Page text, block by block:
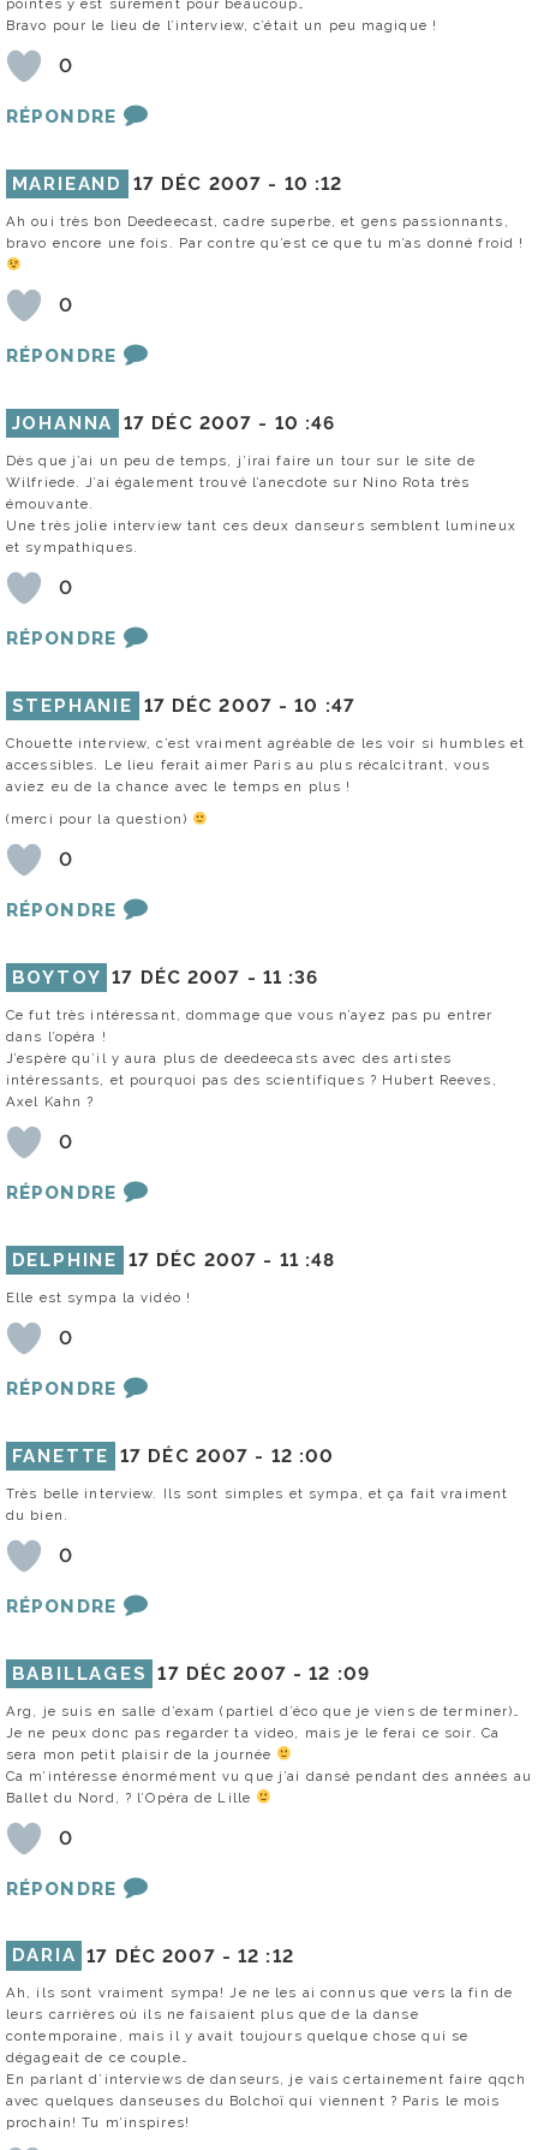
pointes y est sûrement pour beaucoup…
Bravo pour le lieu de l’interview, c’était un peu magique !
0
RÉPONDRE
MARIEAND 17 DÉC 2007 - 10 :12
Ah oui très bon Deedeecast, cadre superbe, et gens passionnants,
bravo encore une fois. Par contre qu’est ce que tu m’as donné froid !
0
RÉPONDRE
JOHANNA 17 DÉC 2007 - 10 :46
Dès que j’ai un peu de temps, j’irai faire un tour sur le site de
Wilfriede. J’ai également trouvé l’anecdote sur Nino Rota très
émouvante.
Une très jolie interview tant ces deux danseurs semblent lumineux
et sympathiques.
0
RÉPONDRE
STEPHANIE 17 DÉC 2007 -10 :47
Chouette interview, c’est vraiment agréable de les voir si humbles et
accessibles. Le lieu ferait aimer Paris au plus récalcitrant, vous
aviez eu de la chance avec le temps en plus !
(merci pour la question)
0
RÉPONDRE
BOYTOY 17 DÉC 2007 - 11 :36
Ce fut très intéressant, dommage que vous n’ayez pas pu entrer
dans l’opéra !
J’espère qu’il y aura plus de deedeecasts avec des artistes
intéressants, et pourquoi pas des scientifiques ? Hubert Reeves,
Axel Kahn ?
0
RÉPONDRE
DELPHINE 17 DÉC 2007 - 11 :48
Elle est sympa la vidéo !
0
RÉPONDRE
FANETTE 17 DÉC 2007 - 12 :00
Très belle interview. Ils sont simples et sympa, et ça fait vraiment
du bien.
0
RÉPONDRE
BABILLAGES 17 DÉC 2007 -12 :09
Arg, je suis en salle d’exam (partiel d’éco que je viens de terminer)…
Je ne peux donc pas regarder ta video, mais je le ferai ce soir. Ca
sera mon petit plaisir de la journée
Ca m’intéresse énormément vu que j’ai dansé pendant des années au
Ballet du Nord, ? l’Opéra de Lille
0
RÉPONDRE
DARIA 17 DÉC 2007 -12 :12
Ah, ils sont vraiment sympa! Je ne les ai connus que vers la fin de
leurs carrières où ils ne faisaient plus que de la danse
contemporaine, mais il y avait toujours quelque chose qui se
dégageait de ce couple…
En parlant d’interviews de danseurs, je vais certainement faire qqch
avec quelques danseuses du Bolchoï qui viennent ? Paris le mois
prochain! Tu m’inspires!